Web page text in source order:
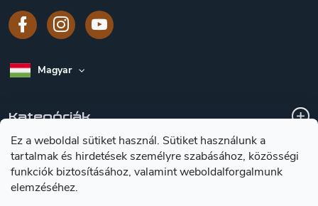
Ez a weboldal sütiket használ. Sütiket használunk a
tartalmak és hirdetések személyre szabásához, közösségi
funkciók biztosításához, valamint weboldalforgalmunk
elemzéséhez.
Magyar
Kategóriák
A vásárlásról